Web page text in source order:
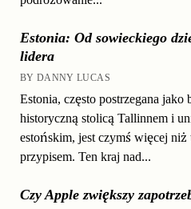
Estonia: Od sowieckiego
lidera
BY DANNY LUCAS
Estonia, często postrzegana jako
historyczną stolicą Tallinnem i
estońskim, jest czymś więcej
przypisem. Ten kraj nad...
Czy Apple zwiększy